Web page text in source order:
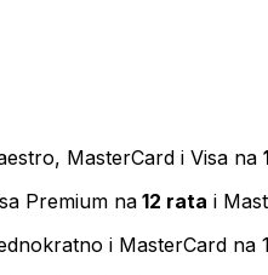
MasterCard i Visa na
Premium na 12 rata i
i MasterCard na